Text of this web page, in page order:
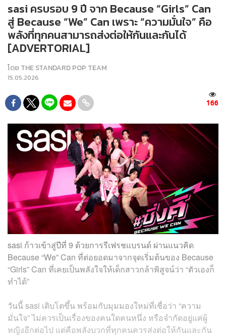
sasi ครบรอบ 9 ปี จาก Because “Girls” Can
สู่ Because “We” Can เพราะ “ความมั่นใจ” คือ
พลังที่ทุกคนสามารถส่งต่อให้กันและกันได้
[ADVERTORIAL]
โดย THE STANDARD POP TEAM
15.05.2026
166
sasi ก้าวเข้าสู่ปีที่ 9 ด้วยการรีเฟรชแบรนด์ ผ่านแนวคิด
Because “We” Can ที่ต่อยอดมาจากจุดเริ่มต้นของ Because
“Girls” Can ที่เคยเป็นพลังใจให้เด็กสาวกล้าพิสูจน์ว่า “ตัวเองก็
ทำได้”
วันนี้ sasi เติบโตขึ้น พร้อมกับมุมมองใหม่ที่เชื่อว่า “ความ
มั่นใจ” ไม่ควรเป็นเรื่องของคนใดคนหนึ่ง หรือจำกัดอยู่แค่ผู้
หญิงอีกต่อไป แต่คือพลังบวกที่ทุกคนควรส่งต่อให้กันและกัน